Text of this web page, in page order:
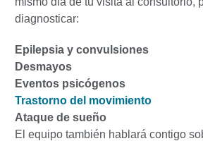
diagnosticar:
Epilepsia y convulsiones
Desmayos
Eventos psicógenos
Trastorno del movimiento
Ataque de sueño
El equipo también hablará contigo